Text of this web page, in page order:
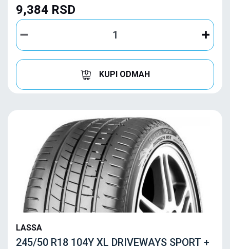
9,384 RSD
KUPI ODMAH
LASSA
245/50 R18 104Y XL DRIVEWAYS SPORT +